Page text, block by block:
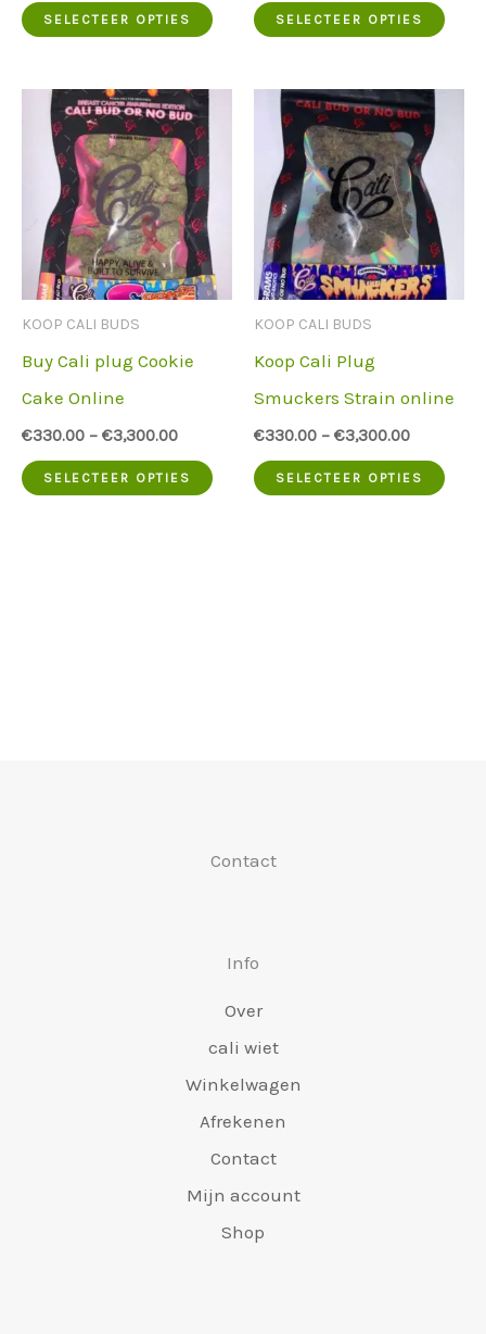
SELECTEER OPTIES
Dit
heeft
meerdere
varianten.
kunnen
gekozen
SELECTEER OPTIES
Dit
heeft
KOOP CALI BUDS
Buy Cali plug Cookie
Cake Online
€330.00 – €3,300.00
SELECTEER OPTIES
Dit
KOOP CALI BUDS
Koop Cali Plug
Smuckers Strain online
€330.00 – €3,300.00
SELECTEER OPTIES
Dit
Contact
Info
Over
cali wiet
Winkelwagen
Afrekenen
Contact
Mijn account
Shop